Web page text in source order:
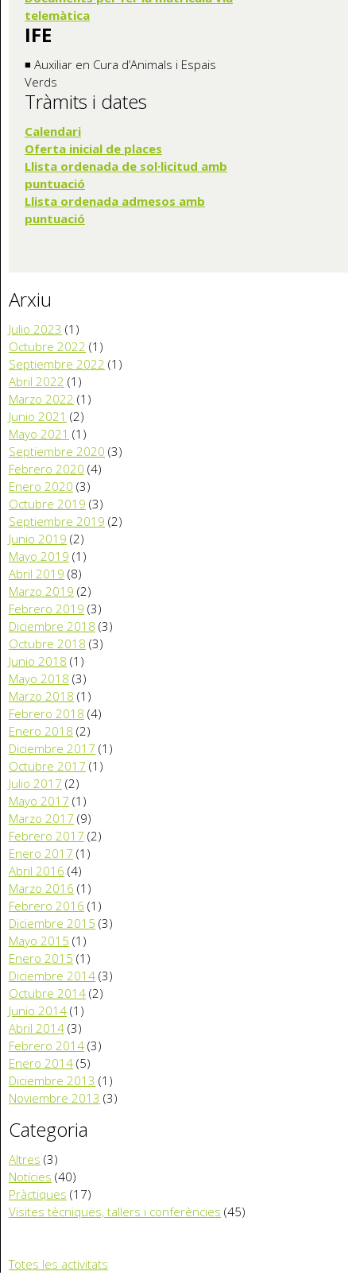
telemàtica
IFE
◾ Auxiliar en Cura d’Animals i Espais
Verds
Tràmits i dates
Calendari
Oferta inicial de places
Llista ordenada de sol·licitud amb
puntuació
Llista ordenada admesos amb
puntuació
Arxiu
Julio 2023 (1)
Octubre 2022 (1)
Septiembre 2022 (1)
Abril 2022 (1)
Marzo 2022 (1)
Junio 2021 (2)
Mayo 2021 (1)
Septiembre 2020 (3)
Febrero 2020 (4)
Enero 2020 (3)
Octubre 2019 (3)
Septiembre 2019 (2)
Junio 2019 (2)
Mayo 2019 (1)
Abril 2019 (8)
Marzo 2019 (2)
Febrero 2019 (3)
Diciembre 2018 (3)
Octubre 2018 (3)
Junio 2018 (1)
Mayo 2018 (3)
Marzo 2018 (1)
Febrero 2018 (4)
Enero 2018 (2)
Diciembre 2017 (1)
Octubre 2017 (1)
Julio 2017 (2)
Mayo 2017 (1)
Marzo 2017 (9)
Febrero 2017 (2)
Enero 2017 (1)
Abril 2016 (4)
Marzo 2016 (1)
Febrero 2016 (1)
Diciembre 2015 (3)
Mayo 2015 (1)
Enero 2015 (1)
Diciembre 2014 (3)
Octubre 2014 (2)
Junio 2014 (1)
Abril 2014 (3)
Febrero 2014 (3)
Enero 2014 (5)
Diciembre 2013 (1)
Noviembre 2013 (3)
Categoria
Altres (3)
Notícies (40)
Pràctiques (17)
Visites tècniques, tallers i conferències (45)
Totes les activitats